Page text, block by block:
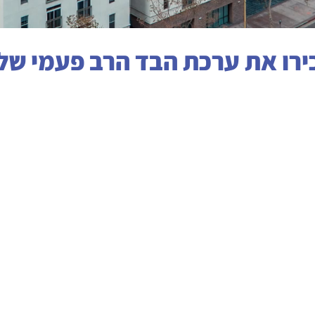
את ערכת הבד הרב פעמי